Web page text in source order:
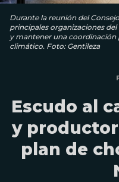
Durante la reunión del
principales organizaciones
y mantener una coordinación
climático. Foto: Gentileza
Escudo al
y
plan de